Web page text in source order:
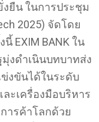
ยืน ในการประชุม
2025) จัดโดย
EXIM BANK ใน
งดำเนินบทบาทส่ง
งขันได้ในระดับ
ะเครื่องมือบริหาร
ารค้าโลกด้วย